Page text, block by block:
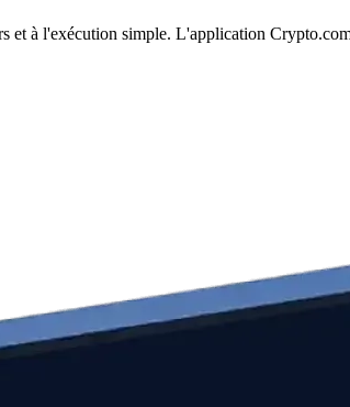
à l'exécution simple. L'application